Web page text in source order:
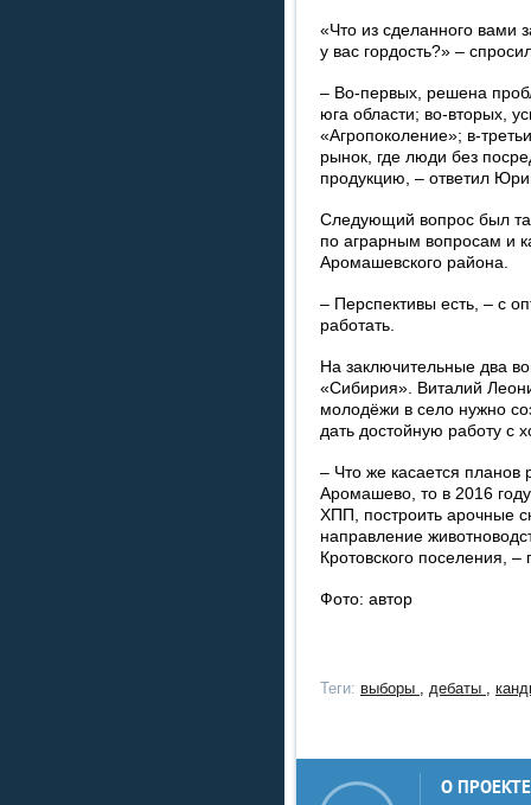
«Что из сделанного вами
у вас гордость?» –
– Во-первых, решена
юга области; во-вторых,
«Агропоколение»; в-
рынок, где люди без
продукцию, – ответил
Следующий вопрос был
по аграрным вопросам и
Аромашевского района.
– Перспективы есть, – с
работать.
На заключительные два
«Сибирия». Виталий
молодёжи в село нужно
дать достойную работу с
– Что же касается планов
Аромашево, то в 2016
ХПП, построить арочные
направление
Кротовского поселения,
Фото: автор
Теги: выборы , дебаты ,
О ПРОЕКТЕ